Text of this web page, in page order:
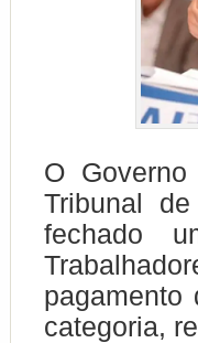
O
Tribunal
fechado
categoria,